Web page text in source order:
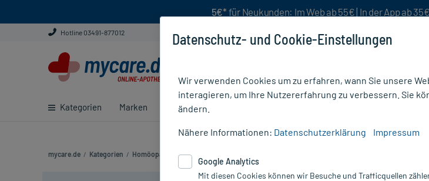
5€* für Neukunden: Im Web ab 55€ | In der App ab
Hotline 03491-877012
Kategorien Marken Ratgeber
mycare.de / Kategorien / Homöopathie / Komplexmittel
Datenschutz- und Cookie-Einstellungen
Wir verwenden Cookies um zu erfahren, wann Sie unsere
interagieren, um Ihre Nutzererfahrung zu verbessern. Sie
ändern.
Nähere Informationen: Datenschutzerklärung Impressum
Google Analytics
Mit diesen Cookies können wir Besuche und Trafficquellen